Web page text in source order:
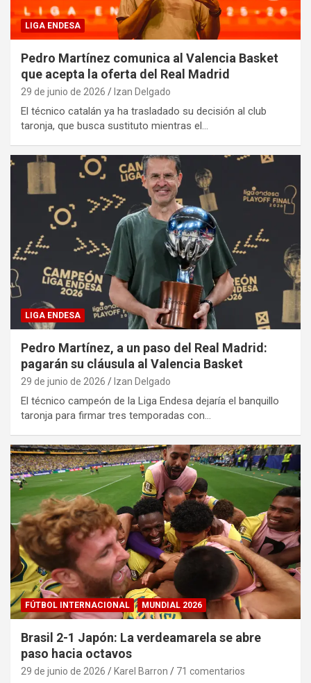
LIGA ENDESA
Pedro Martínez comunica al Valencia Basket
que acepta la oferta del Real Madrid
29 de junio de 2026 Izan Delgado
El técnico catalán ya ha trasladado su decisión al club
taronja, que busca sustituto mientras el…
LIGA ENDESA
Pedro Martínez, a un paso del Real Madrid:
pagarán su cláusula al Valencia Basket
29 de junio de 2026 Izan Delgado
El técnico campeón de la Liga Endesa dejaría el banquillo
taronja para firmar tres temporadas con…
FÚTBOL INTERNACIONAL MUNDIAL 2026
Brasil 2-1 Japón: La verdeamarela se abre
paso hacia octavos
29 de junio de 2026 Karel Barron 71 comentarios